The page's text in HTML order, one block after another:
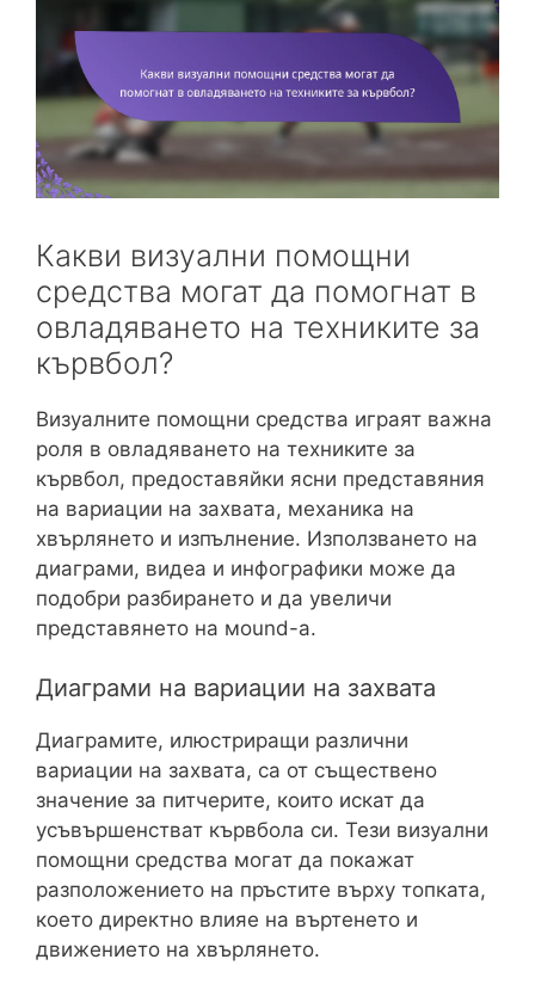
Какви визуални помощни
средства могат да помогнат в
овладяването на техниките за
кървбол?
Визуалните помощни средства играят важна
роля в овладяването на техниките за
кървбол, предоставяйки ясни представяния
на вариации на захвата, механика на
хвърлянето и изпълнение. Използването на
диаграми, видеа и инфографики може да
подобри разбирането и да увеличи
представянето на мound-а.
Диаграми на вариации на захвата
Диаграмите, илюстриращи различни
вариации на захвата, са от съществено
значение за питчерите, които искат да
усъвършенстват кървбола си. Тези визуални
помощни средства могат да покажат
разположението на пръстите върху топката,
което директно влияе на въртенето и
движението на хвърлянето.